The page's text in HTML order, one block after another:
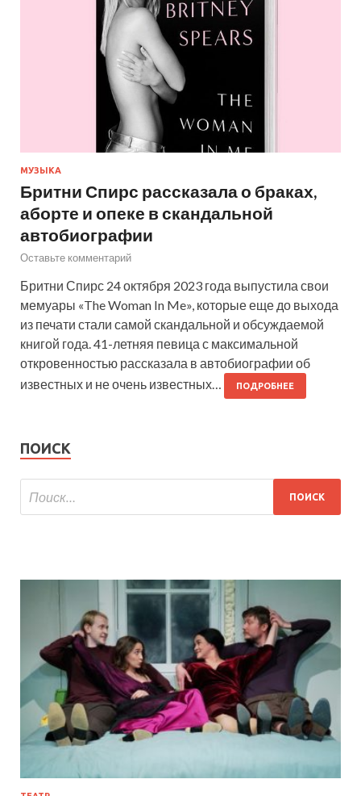
МУЗЫКА
Бритни Спирс рассказала о браках,
аборте и опеке в скандальной
автобиографии
Оставьте комментарий
Бритни Спирс 24 октября 2023 года выпустила свои
мемуары «The Woman In Me», которые еще до выхода
из печати стали самой скандальной и обсуждаемой
книгой года. 41-летняя певица с максимальной
откровенностью рассказала в автобиографии об
известных и не очень известных…
ПОДРОБНЕЕ
ПОИСК